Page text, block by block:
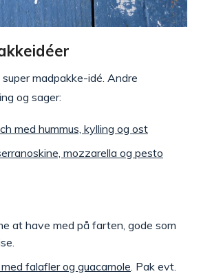
madpakke-idé. Andre
og sager:
med hummus, kylling og ost
mozzarella og pesto
at have med på farten, gode som
falafler og guacamole. Pak evt.